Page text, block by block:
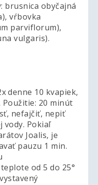
brusnica obyčajná
vŕbovka
parviflorum),
vulgaris).
denne 10 kvapiek,
20 minút
nefajčiť, nepiť
vody. Pokiaľ
Joalis, je
pauzu 1 min.
od 5 do 25°